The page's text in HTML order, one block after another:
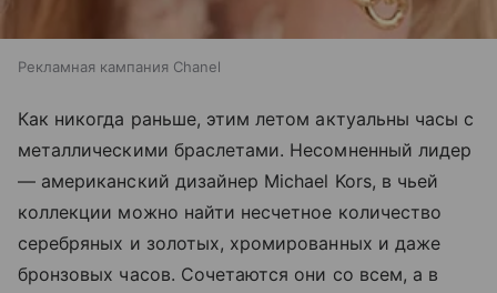
Рекламная кампания Chanel
Как никогда раньше, этим летом актуальны часы с
металлическими браслетами. Несомненный лидер
— американский дизайнер Michael Kors, в чьей
коллекции можно найти несчетное количество
серебряных и золотых, хромированных и даже
бронзовых часов. Сочетаются они со всем, а в